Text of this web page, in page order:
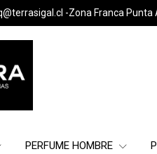
-Zona Franca
PERFUME HOMBRE